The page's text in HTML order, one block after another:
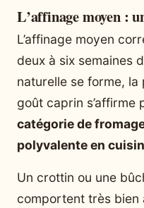
L’affinage moyen :
L’affinage moyen
deux à six semaines
naturelle se forme,
goût caprin s’affirme
catégorie de
polyvalente en
Un crottin ou une
comportent très bien